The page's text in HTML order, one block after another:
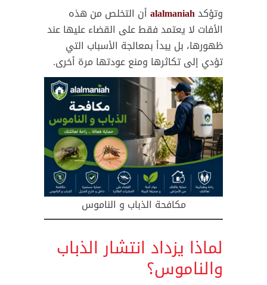
وتؤكدalalmaniahأن التخلص من هذه
الأفات لا يعتمد فقط على القضاء عليها عند
ظهورها، بل يبدأ بمعالجة الأسباب التي
تؤدي إلى تكاثرها ومنع عودتها مرة أخرى.
مكافحة الذباب و الناموس
لماذا يزداد انتشار الذباب
والناموس؟